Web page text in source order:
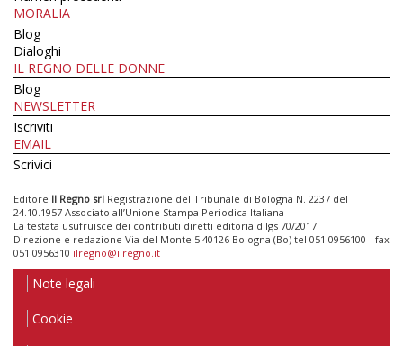
MORALIA
Blog
Dialoghi
IL REGNO DELLE DONNE
Blog
NEWSLETTER
Iscriviti
EMAIL
Scrivici
Editore Il Regno srl Registrazione del Tribunale di Bologna N. 2237 del
24.10.1957 Associato all’Unione Stampa Periodica Italiana
La testata usufruisce dei contributi diretti editoria d.lgs 70/2017
Direzione e redazione Via del Monte 5 40126 Bologna (Bo) tel 051 0956100 - fax
051 0956310 ilregno@ilregno.it
Note legali
Cookie